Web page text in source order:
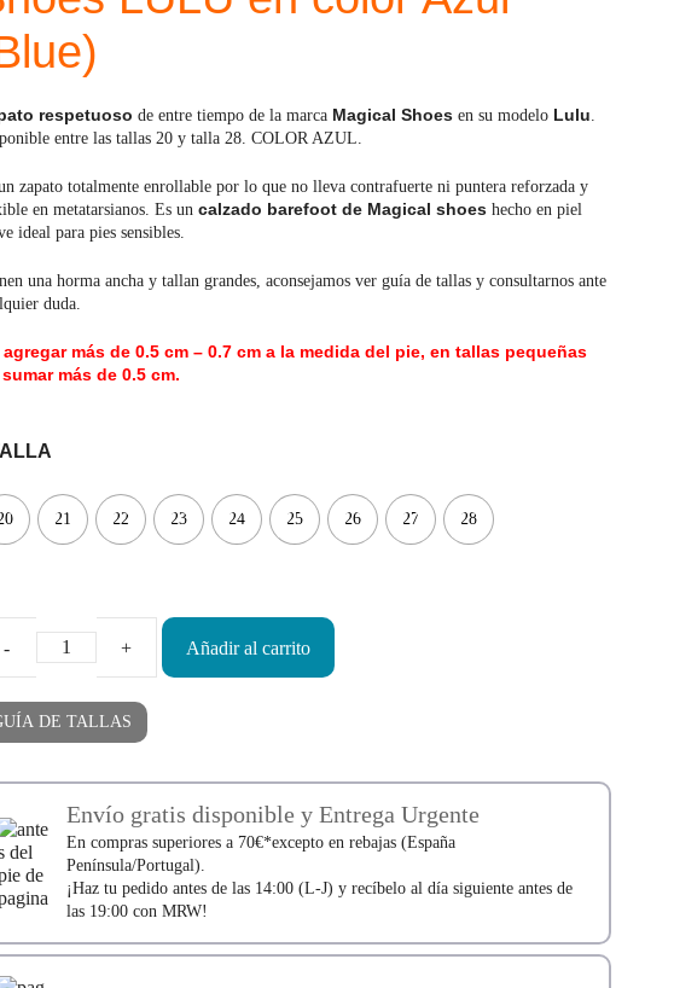
RIA Snugi
Tikki
Zapy
respetuoso de entre tiempo de la marca Magical Shoes en su modelo Lulu.
entre las tallas 20 y talla 28. COLOR AZUL.
zapato totalmente enrollable por lo que no lleva contrafuerte ni puntera reforzada y
en metatarsianos. Es un calzado barefoot de Magical shoes hecho en piel
ideal para pies sensibles.
una horma ancha y tallan grandes, aconsejamos ver guía de tallas y consultarnos ante
duda.
agregar más de 0.5 cm – 0.7 cm a la medida del pie, en tallas pequeñas
más de 0.5 cm.
21 22 23 24 25 26 27 28
Añadir al carrito
DE TALLAS
Envío gratis disponible y Entrega Urgente
En compras superiores a 70€*excepto en rebajas (España
Península/Portugal).
¡Haz tu pedido antes de las 14:00 (L-J) y recíbelo al día siguiente antes de
las 19:00 con MRW!